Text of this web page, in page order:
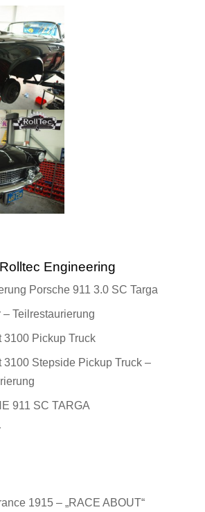
Engineering
Porsche 911 3.0 SC Targa
Teilrestaurierung
3100 Pickup Truck
3100 Stepside Pickup Truck –
911 SC TARGA
1915 – „RACE ABOUT“